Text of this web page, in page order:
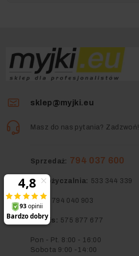
sklep@myjki.eu
Masz do nas pytania? Zadzwoń!
Sprzedaż: 794 037 600
Wypożyczalnia: 533 344 339
BOK: 794 040 903
Serwis: 575 877 677
Pon - Pt. 8:00 - 16:00
Sobota 9:00 -14:00